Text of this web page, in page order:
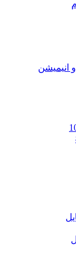
و انیمیشن